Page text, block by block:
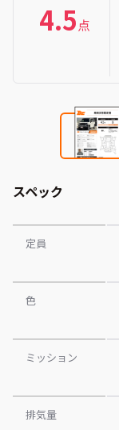
4.5点
スペック
定員
色
ミッション
排気量